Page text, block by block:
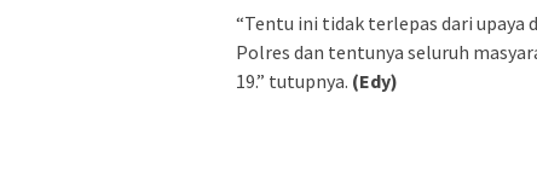
“Tentu ini tidak terlepas dari upaya
Polres dan tentunya seluruh
19.” tutupnya. (Edy)